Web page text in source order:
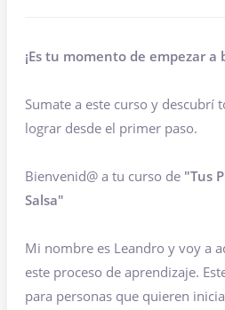
¡Es tu momento de empezar a
Sumate a este curso y descubrí
lograr desde el primer paso.
Bienvenid@ a tu curso de "Tus
Salsa"
Mi nombre es Leandro y voy a
este proceso de aprendizaje.
para personas que quieren